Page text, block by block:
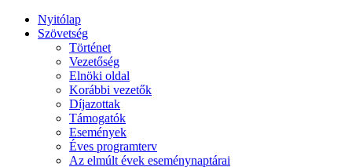
Nyitólap
Szövetség
Történet
Vezetőség
Elnöki oldal
Korábbi vezetők
Díjazottak
Támogatók
Események
Éves programterv
Az elmúlt évek eseménynaptárai